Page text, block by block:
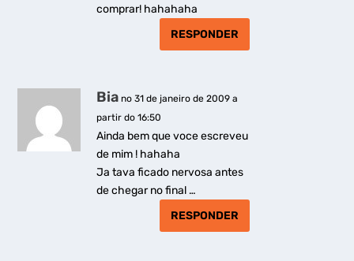
comprar! hahahaha
RESPONDER
Bia no 31 de janeiro de 2009 a
partir do 16:50
Ainda bem que voce escreveu
de mim ! hahaha
Ja tava ficado nervosa antes
de chegar no final …
RESPONDER